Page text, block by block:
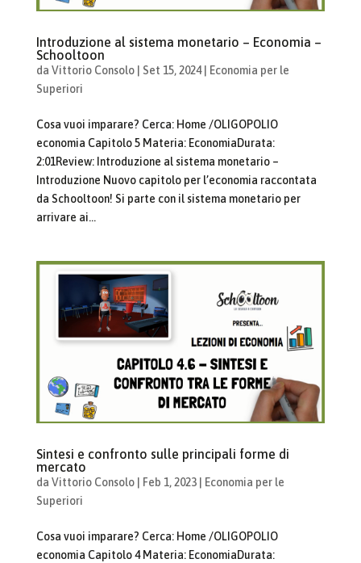
Introduzione al sistema monetario – Economia –
Schooltoon
da Vittorio Consolo| Set 15, 2024|
Economia per le
Superiori
Cosa vuoi imparare? Cerca: Home /OLIGOPOLIO
economia Capitolo 5 Materia: EconomiaDurata:
2:01Review: Introduzione al sistema monetario –
Introduzione Nuovo capitolo per l’economia raccontata
da Schooltoon! Si parte con il sistema monetario per
arrivare ai...
Sintesi e confronto sulle principali forme di
mercato
da Vittorio Consolo| Feb 1, 2023|
Economia per le
Superiori
Cosa vuoi imparare? Cerca: Home /OLIGOPOLIO
economia Capitolo 4 Materia: EconomiaDurata: